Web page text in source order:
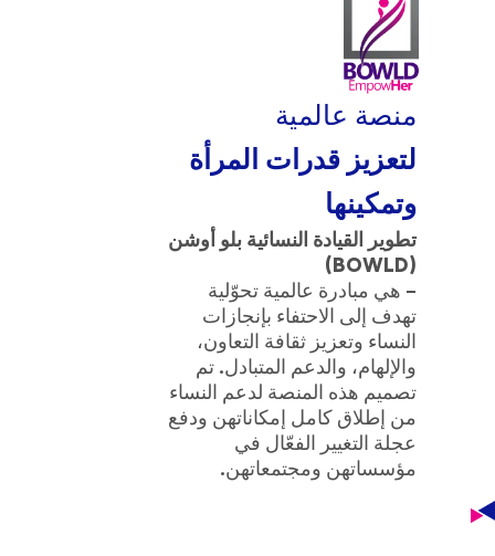
الحياة في بلو أوشن
منصة عالمية
لتعزيز قدرات المرأة
وتمكينها
تطوير القيادة النسائية بلو أوشن
(BOWLD)
– هي مبادرة عالمية تحوّلية
تهدف إلى الاحتفاء بإنجازات
النساء وتعزيز ثقافة التعاون،
والإلهام، والدعم المتبادل. تم
تصميم هذه المنصة لدعم النساء
من إطلاق كامل إمكاناتهن ودفع
عجلة التغيير الفعّال في
مؤسساتهن ومجتمعاتهن.